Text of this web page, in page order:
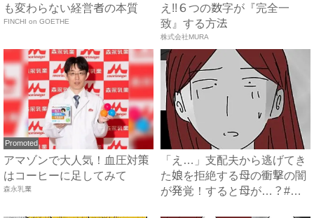
も変わらない経営者の本質
FINCHI on GOETHE
え!!６つの数字が『完全一
致』する方法
株式会社MURA
Promoted
アマゾンで大人気！血圧対策
はコーヒーに足してみて
森永乳業
「え…」支配夫から逃げてき
た娘を拒絶する母の衝撃の闇
が発覚！すると母が…？#ハ